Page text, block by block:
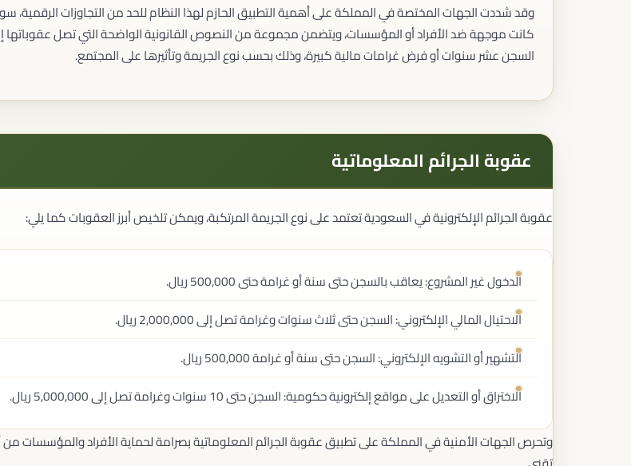
تسجيل العلامات التجارية
تسجيل براءات الاختراع
حماية حقوق المؤلف
تسجيل الأصناف النباتية
القضايا العقارية
منازعات العقارات
الملكية العقارية
الأحوال الشخصية
تنفيذ الوصايا
إدارة التركات
صياغة العقود
إعداد اللوائح
إنهاء معاملات الوزارات
متابعة المعاملات
القضايا العمالية
وقد شددت الجهات المختصة في المملكة على أهمية التطبيق الحازم لهذا النظام للحد من التجاوزات الرقمية،
كانت موجهة ضد الأفراد أو المؤسسات، ويتضمن مجموعة من النصوص القانونية الواضحة التي تصل عقوباتها
السجن عشر سنوات أو فرض غرامات مالية كبيرة، وذلك بحسب نوع الجريمة وتأثيرها على المجتمع.
عقوبة الجرائم المعلوماتية
عقوبة الجرائم الإلكترونية في السعودية تعتمد على نوع الجريمة المرتكبة، ويمكن تلخيص أبرز العقوبات كما يلي:
الدخول غير المشروع: يعاقب بالسجن حتى سنة أو غرامة حتى 500,000 ريال.
الاحتيال المالي الإلكتروني: السجن حتى ثلاث سنوات وغرامة تصل إلى 2,000,000 ريال.
التشهير أو التشويه الإلكتروني: السجن حتى سنة أو غرامة 500,000 ريال.
الاختراق أو التعديل على مواقع إلكترونية حكومية: السجن حتى 10 سنوات وغرامة تصل إلى 5,000,000 ريال.
وتحرص الجهات الأمنية في المملكة على تطبيق عقوبة الجرائم المعلوماتية بصرامة لحماية الأفراد والمؤسسات